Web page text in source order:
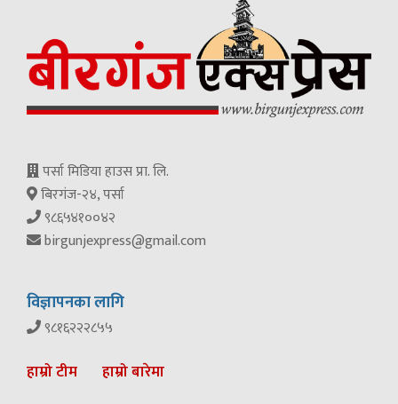
पर्सा मिडिया हाउस प्रा. लि.
बिरगंज-२४, पर्सा
९८६५४१००४२
birgunjexpress@gmail.com
विज्ञापनका लागि
९८१६२२२८५५
हाम्रो टीम हाम्रो बारेमा